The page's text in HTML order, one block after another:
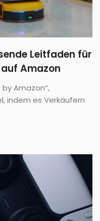
Leitfaden für
Amazon
by Amazon“,
indem es Verkäufern